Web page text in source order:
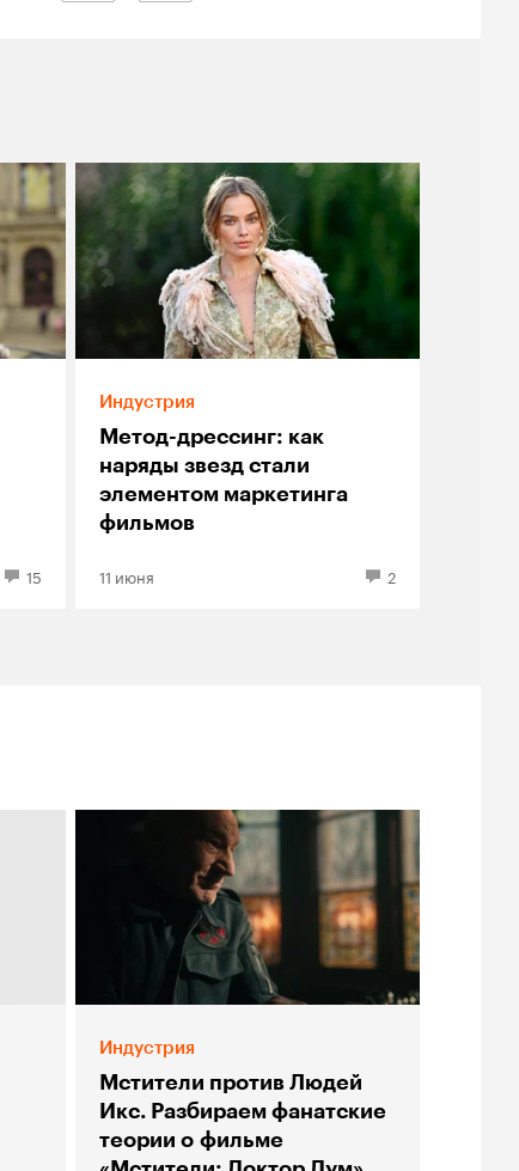
15
Индустрия
Метод-дрессинг: как
наряды звезд стали
элементом маркетинга
фильмов
11 июня 2
Индустрия
Мстители против Людей
Икс. Разбираем фанатские
теории о фильме